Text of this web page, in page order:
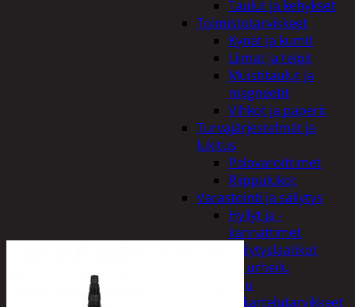
Taulut ja kehykset
Toimistotarvikkeet
Kynät ja kumit
Liimat ja teipit
Muistitaulut ja
magneetit
Vihkot ja paperit
Turvajärjestelmät ja
lukitus
Palovaroittimet
Riippulukot
Varastointi ja säilytys
Hyllyt ja -
kannattimet
Säilytyslaatikot
Vapaa-aika ja urheilu
Askartelu
Askartelutarvikkeet